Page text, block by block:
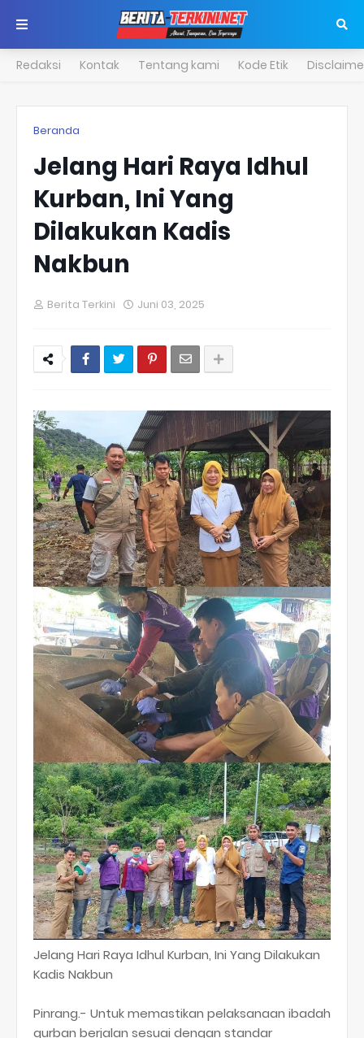
Redaksi Kontak Tentang kami Kode Etik
Beranda
Jelang Hari Raya Idhul
Kurban, Ini Yang
Dilakukan Kadis
Nakbun
Berita Terkini Juni 03, 2025
Jelang Hari Raya Idhul Kurban, Ini Yang Dilakukan
Kadis Nakbun
Pinrang.- Untuk memastikan pelaksanaan ibadah
qurban berjalan sesuai dengan standar